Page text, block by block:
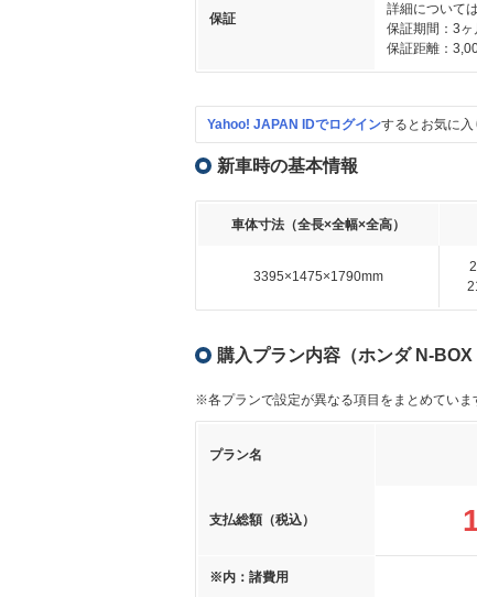
保証
詳細について
保証期間：3ヶ
保証距離：
Yahoo! JAPAN IDでログインするとお気に入
新車時の基本情報
車体寸法（全長×全幅×全高）
3395×1475×1790mm
購入プラン内容（ホンダ N-
※各プランで設定が異なる項目をまとめていま
プラン名
支払総額（税込）
※内：諸費用